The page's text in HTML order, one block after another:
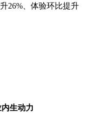
26%、体验环比提升
生动力